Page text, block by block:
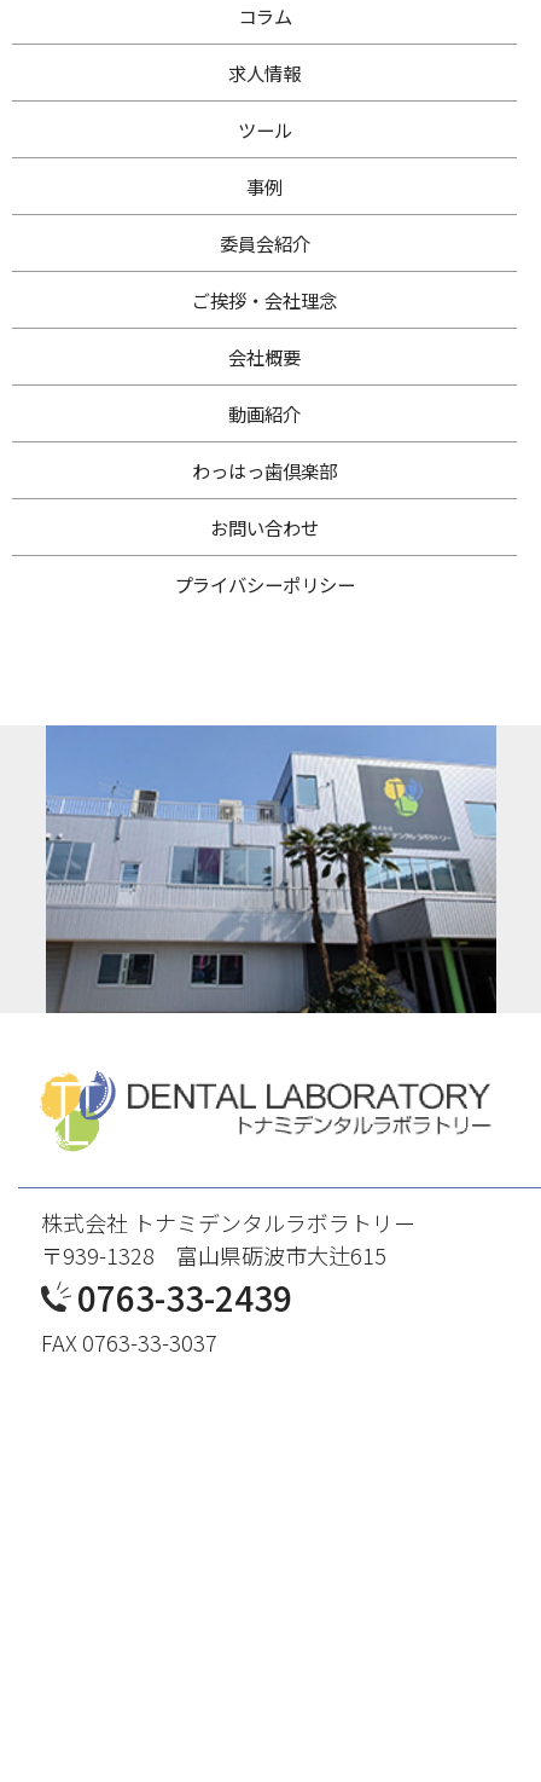
コラム
求人情報
ツール
事例
委員会紹介
ご挨拶・ 会社理念
会社概要
動画紹介
わっはっ歯倶楽部
お問い合わせ
プライバシーポリシー
株式会社 トナミデンタルラボラトリー
〒939-1328 富山県砺波市大辻615
0763-33-2439
FAX 0763-33-3037